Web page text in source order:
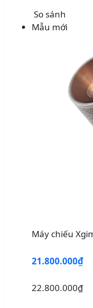
So sánh
Mẫu mới
Máy chiếu
21.800.000₫
22.800.000₫